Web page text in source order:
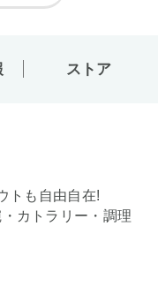
ストア
トも自由自在!
カトラリー・調理